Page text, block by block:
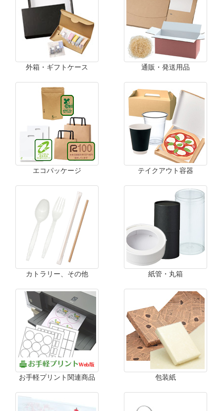
外箱・ギフトケース 通販・発送用品
エコパッケージ テイクアウト容器
カトラリー、その他 紙管・丸箱
お手軽プリント関連商品 包装紙